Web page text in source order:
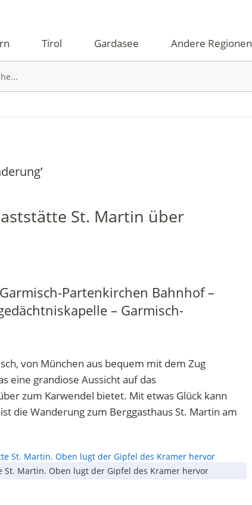
Tirol Gardasee Andere Regionen
’
St. Martin über
Partenkirchen Bahnhof –
– Garmisch-
von München aus bequem mit dem Zug
eine grandiose Aussicht auf das
zum Karwendel bietet. Mit etwas Glück kann
die Wanderung zum Berggasthaus St. Martin am
St. Martin. Oben lugt der Gipfel des Kramer hervor